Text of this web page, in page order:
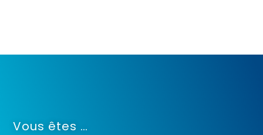
Vous êtes …